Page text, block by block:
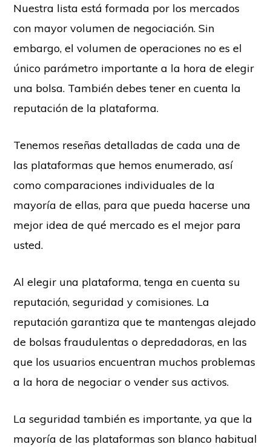
Nuestra lista está formada por los mercados
con mayor volumen de negociación. Sin
embargo, el volumen de operaciones no es el
único parámetro importante a la hora de elegir
una bolsa. También debes tener en cuenta la
reputación de la plataforma.
Tenemos reseñas detalladas de cada una de
las plataformas que hemos enumerado, así
como comparaciones individuales de la
mayoría de ellas, para que pueda hacerse una
mejor idea de qué mercado es el mejor para
usted.
Al elegir una plataforma, tenga en cuenta su
reputación, seguridad y comisiones. La
reputación garantiza que te mantengas alejado
de bolsas fraudulentas o depredadoras, en las
que los usuarios encuentran muchos problemas
a la hora de negociar o vender sus activos.
La seguridad también es importante, ya que la
mayoría de las plataformas son blanco habitual